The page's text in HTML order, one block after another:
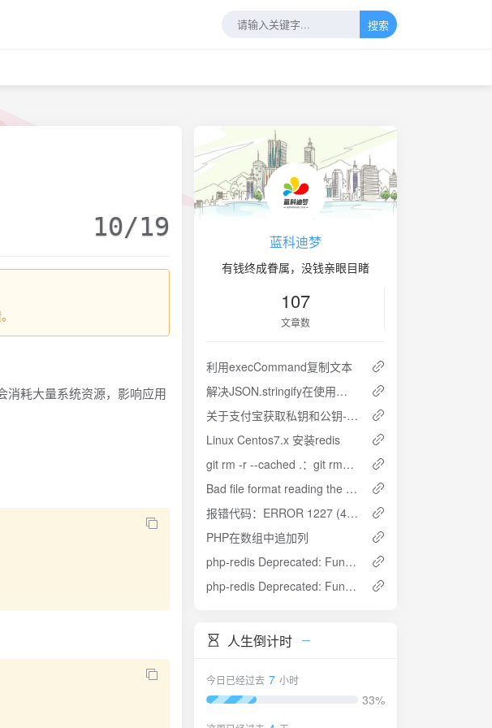
搜索
10/19
消耗大量系统资源，影响应用
蓝科迪梦
有钱终成眷属，没钱亲眼目睹
107
文章数
利用execCommand复制文本
解决JSON.stringify在使用循环体内部变量报错的问题
关于支付宝获取私钥和公钥-千卡云
Linux Centos7.x 安装redis
git rm -r --cached .：git rm–r folder fatal:pathspec &quot;&quot; did not match any files 解决办法
Bad file format reading the append only file: make a backup of your AOF file
报错代码：ERROR 1227 (42000)-解决办法
PHP在数组中追加列
php-redis Deprecated: Function Redis::setTimeout() is deprecated in
php-redis Deprecated: Function Redis::setTimeout() is deprecated in
人生倒计时
今日已经过去 7 小时
33%